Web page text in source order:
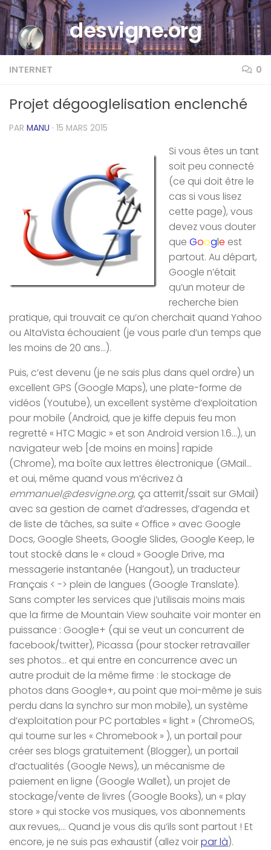
Skip to contentdesvigne.org
INTERNET 0
Projet dégooglelisation enclenché
PAR MANU · 15 MARS 2015
Si vous êtes un tant
soit peu connecté
(ce qui doit être le
cas si vous lisez
cette page), vous
devez vous douter
que Google est
partout. Au départ,
Google n’était
qu’un moteur de
recherche bien
pratique, qui trouvait ce qu’on cherchait quand Yahoo
ou AltaVista échouaient (je vous parle d’un temps que
les moins de 20 ans…).
Puis, c’est devenu (je ne sais plus dans quel ordre) un
excellent GPS (Google Maps), une plate-forme de
vidéos (Youtube), un excellent système d’exploitation
pour mobile (Android, que je kiffe depuis feu mon
regretté « HTC Magic » et son Android version 1.6…), un
navigateur web [de moins en moins] rapide
(Chrome), ma boîte aux lettres électronique (GMail…
et oui, même quand vous m’écrivez à
emmanuel@desvigne.org, ça atterrit/ssait sur GMail)
avec sa gestion de carnet d’adresses, d’agenda et
de liste de tâches, sa suite « Office » avec Google
Docs, Google Sheets, Google Slides, Google Keep, le
tout stocké dans le « cloud » Google Drive, ma
messagerie instantanée (Hangout), un traducteur
Français < -> plein de langues (Google Translate).
Sans compter les services que j’utilisais moins mais
que la firme de Mountain View souhaite voir monter en
puissance : Google+ (qui se veut un concurrent de
facebook/twitter), Picassa (pour stocker retravailler
ses photos… et qui entre en concurrence avec un
autre produit de la même firme : le stockage de
photos dans Google+, au point que moi-même je suis
perdu dans la synchro sur mon mobile), un système
d’exploitation pour PC portables « light » (ChromeOS,
qui tourne sur les « Chromebook » ), un portail pour
créer ses blogs gratuitement (Blogger), un portail
d’actualités (Google News), un mécanisme de
paiement en ligne (Google Wallet), un projet de
stockage/vente de livres (Google Books), un « play
store » qui stocke vos musiques, vos abonnements
aux revues,… Quand je vous dis qu’ils sont partout ! Et
encore, je ne suis pas exhaustif (allez voirpar là).